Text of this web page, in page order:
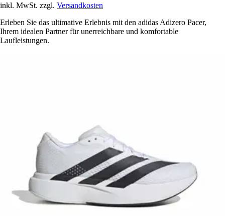
inkl. MwSt. zzgl. Versandkosten
Erleben Sie das ultimative Erlebnis mit den adidas Adizero Pacer,
Ihrem idealen Partner für unerreichbare und komfortable
Laufleistungen.